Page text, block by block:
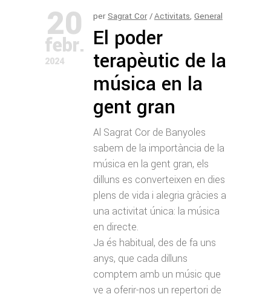
20
febr.
2024
perSagrat Cor Activitats, General
El poder
terapèutic de la
música en la
gent gran
Al Sagrat Cor de Banyoles
sabem de la importància de la
música en la gent gran, els
dilluns es converteixen en dies
plens de vida i alegria gràcies a
una activitat única: la música
en directe.
Ja és habitual, des de fa uns
anys, que cada dilluns
comptem amb un músic que
ve a oferir-nos un repertori de